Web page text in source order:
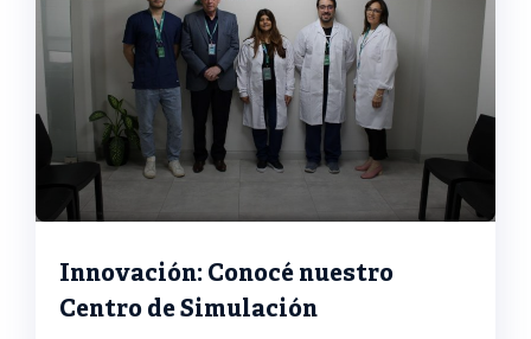
Innovación: Conocé nuestro
Centro de Simulación